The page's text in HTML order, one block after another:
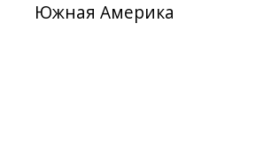
Южная Америка